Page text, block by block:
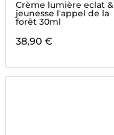
Crème lumière eclat &
jeunesse l'appel de la
forêt 30ml
38,90 €